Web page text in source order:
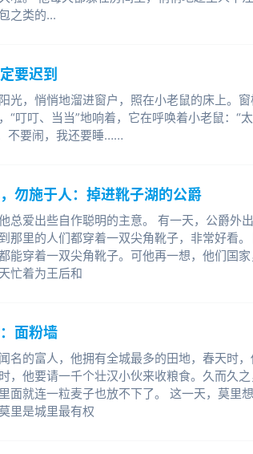
之类的...
要迟到
光，悄悄地溜进窗户，照在小老鼠的床上。
“叮叮、当当”地响着，它在呼唤着小老鼠：“
不要闹，我还要睡……
勿施于人：掉进靴子湖的公爵
总爱出些自作聪明的主意。 有一天，公爵外
那里的人们都穿着一双尖角靴子，非常好看
能穿着一双尖角靴子。可他再一想，他们国
忙着为王后和
面粉墙
名的富人，他拥有全城最多的田地，春天时
，他要请一千个壮汉小伙来收粮食。久而久
面就连一粒麦子也放不下了。 这一天，莫里
里是城里最有权